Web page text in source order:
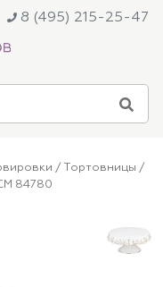
8 (495) 215-25-47
/ Тортовницы /
84780